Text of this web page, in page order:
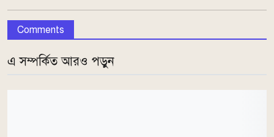
Comments
এ সম্পর্কিত আরও পড়ুন